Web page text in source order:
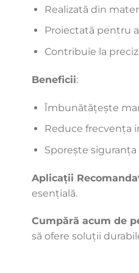
Realizată din
Proiectată pentru
Contribuie la
Beneficii:
Îmbunătățește
Reduce frecvența
Sporește
Aplicații
esențială.
Cumpără acum de
să ofere soluții